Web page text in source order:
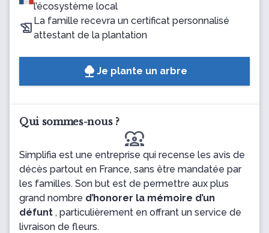
l’écosystème local
La famille recevra un certificat personnalisé
attestant de la plantation
Je plante un arbre
Qui sommes-nous ?
diversity_1
Simplifia est une entreprise qui recense les avis de
décès partout en France, sans être mandatée par
les familles. Son but est de permettre aux plus
grand nombre d’honorer la mémoire d’un
défunt , particulièrement en offrant un service de
livraison de fleurs.